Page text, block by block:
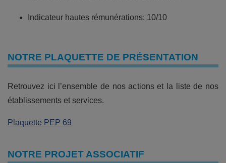
Indicateur hautes rémunérations: 10/10
NOTRE PLAQUETTE DE PRÉSENTATION
Retrouvez ici l’ensemble de nos actions et la liste de nos
établissements et services.
Plaquette PEP 69
NOTRE PROJET ASSOCIATIF